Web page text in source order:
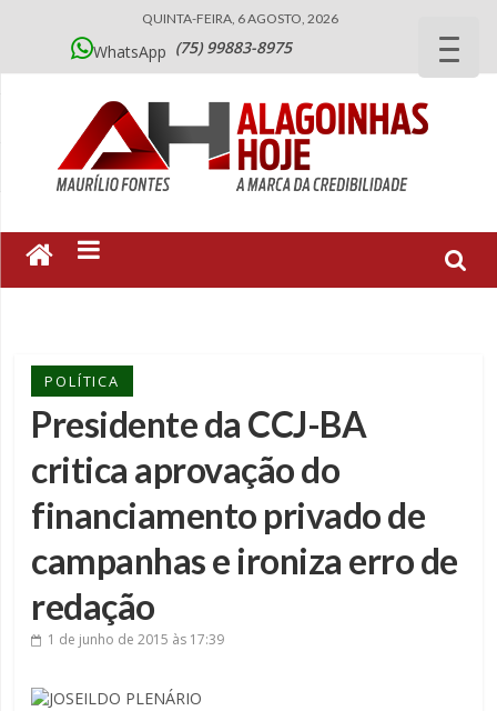
QUINTA-FEIRA, 6 AGOSTO, 2026
WhatsApp (75) 99883-8975
POLÍTICA
Presidente da CCJ-BA
critica aprovação do
financiamento privado de
campanhas e ironiza erro de
redação
1 de junho de 2015 às 17:39